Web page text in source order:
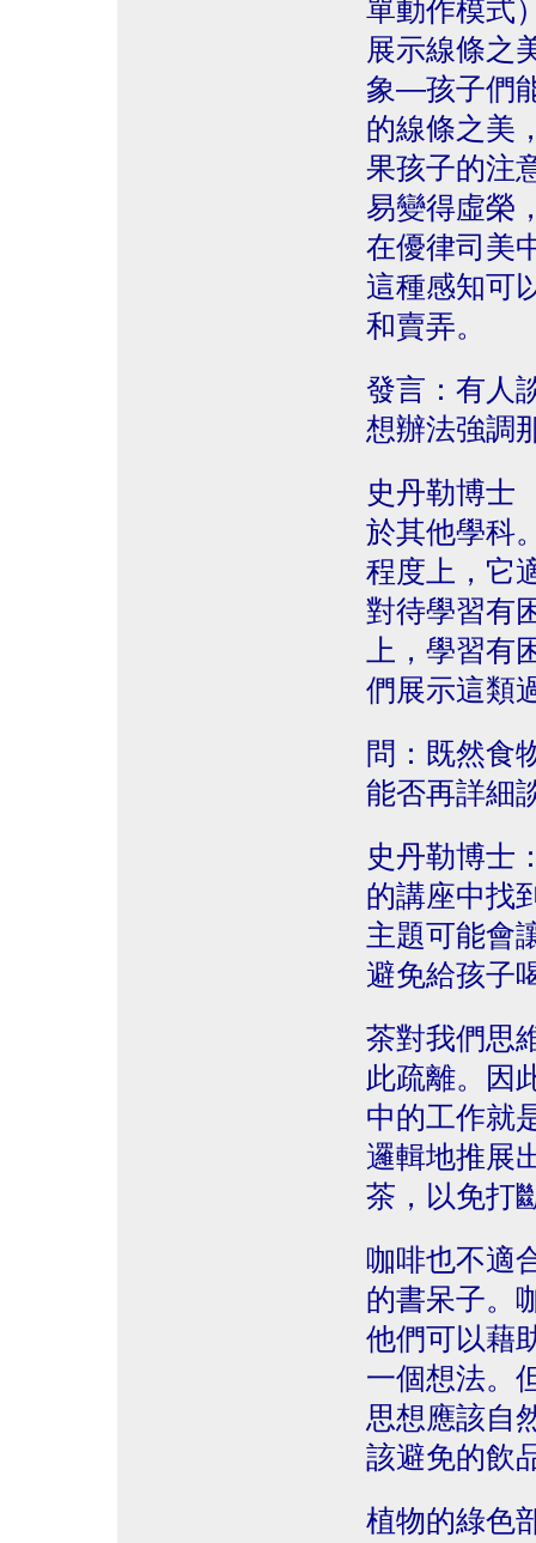
單動作模式
展示線條之
象—孩子們
的線條之美
果孩子的注
易變得虛榮
在優律司美
這種感知可
和賣弄。
發言：有人
想辦法強調
史丹勒博士
於其他學科
程度上，它
對待學習有
上，學習
們展示這類
問：既然食
能否再詳細
史丹勒博士
的講座中找
主題可能會
避免給孩子
茶對我們思
此疏離。因
中的工作就
邏輯地推展
茶，以免打
咖啡也不適
的書呆子。
他們可以藉
一個想法。
思想應該自
該避免的飲
植物的綠色